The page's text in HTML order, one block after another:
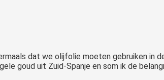
dat we olijfolie moeten gebruiken in
goud uit Zuid-Spanje en som ik de